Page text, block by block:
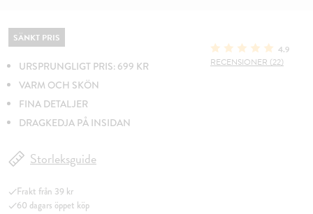
SÄNKT PRIS
URSPRUNGLIGT PRIS: 699 KR
VARM OCH SKÖN
FINA DETALJER
DRAGKEDJA PÅ INSIDAN
4.9
RECENSIONER (22)
Storleksguide
Frakt från 39 kr
60 dagars öppet köp